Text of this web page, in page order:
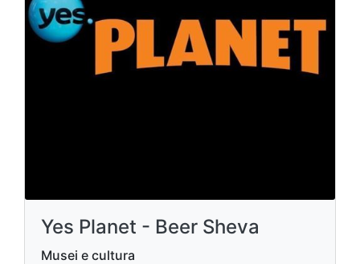
Yes Planet - Beer Sheva
Musei e cultura